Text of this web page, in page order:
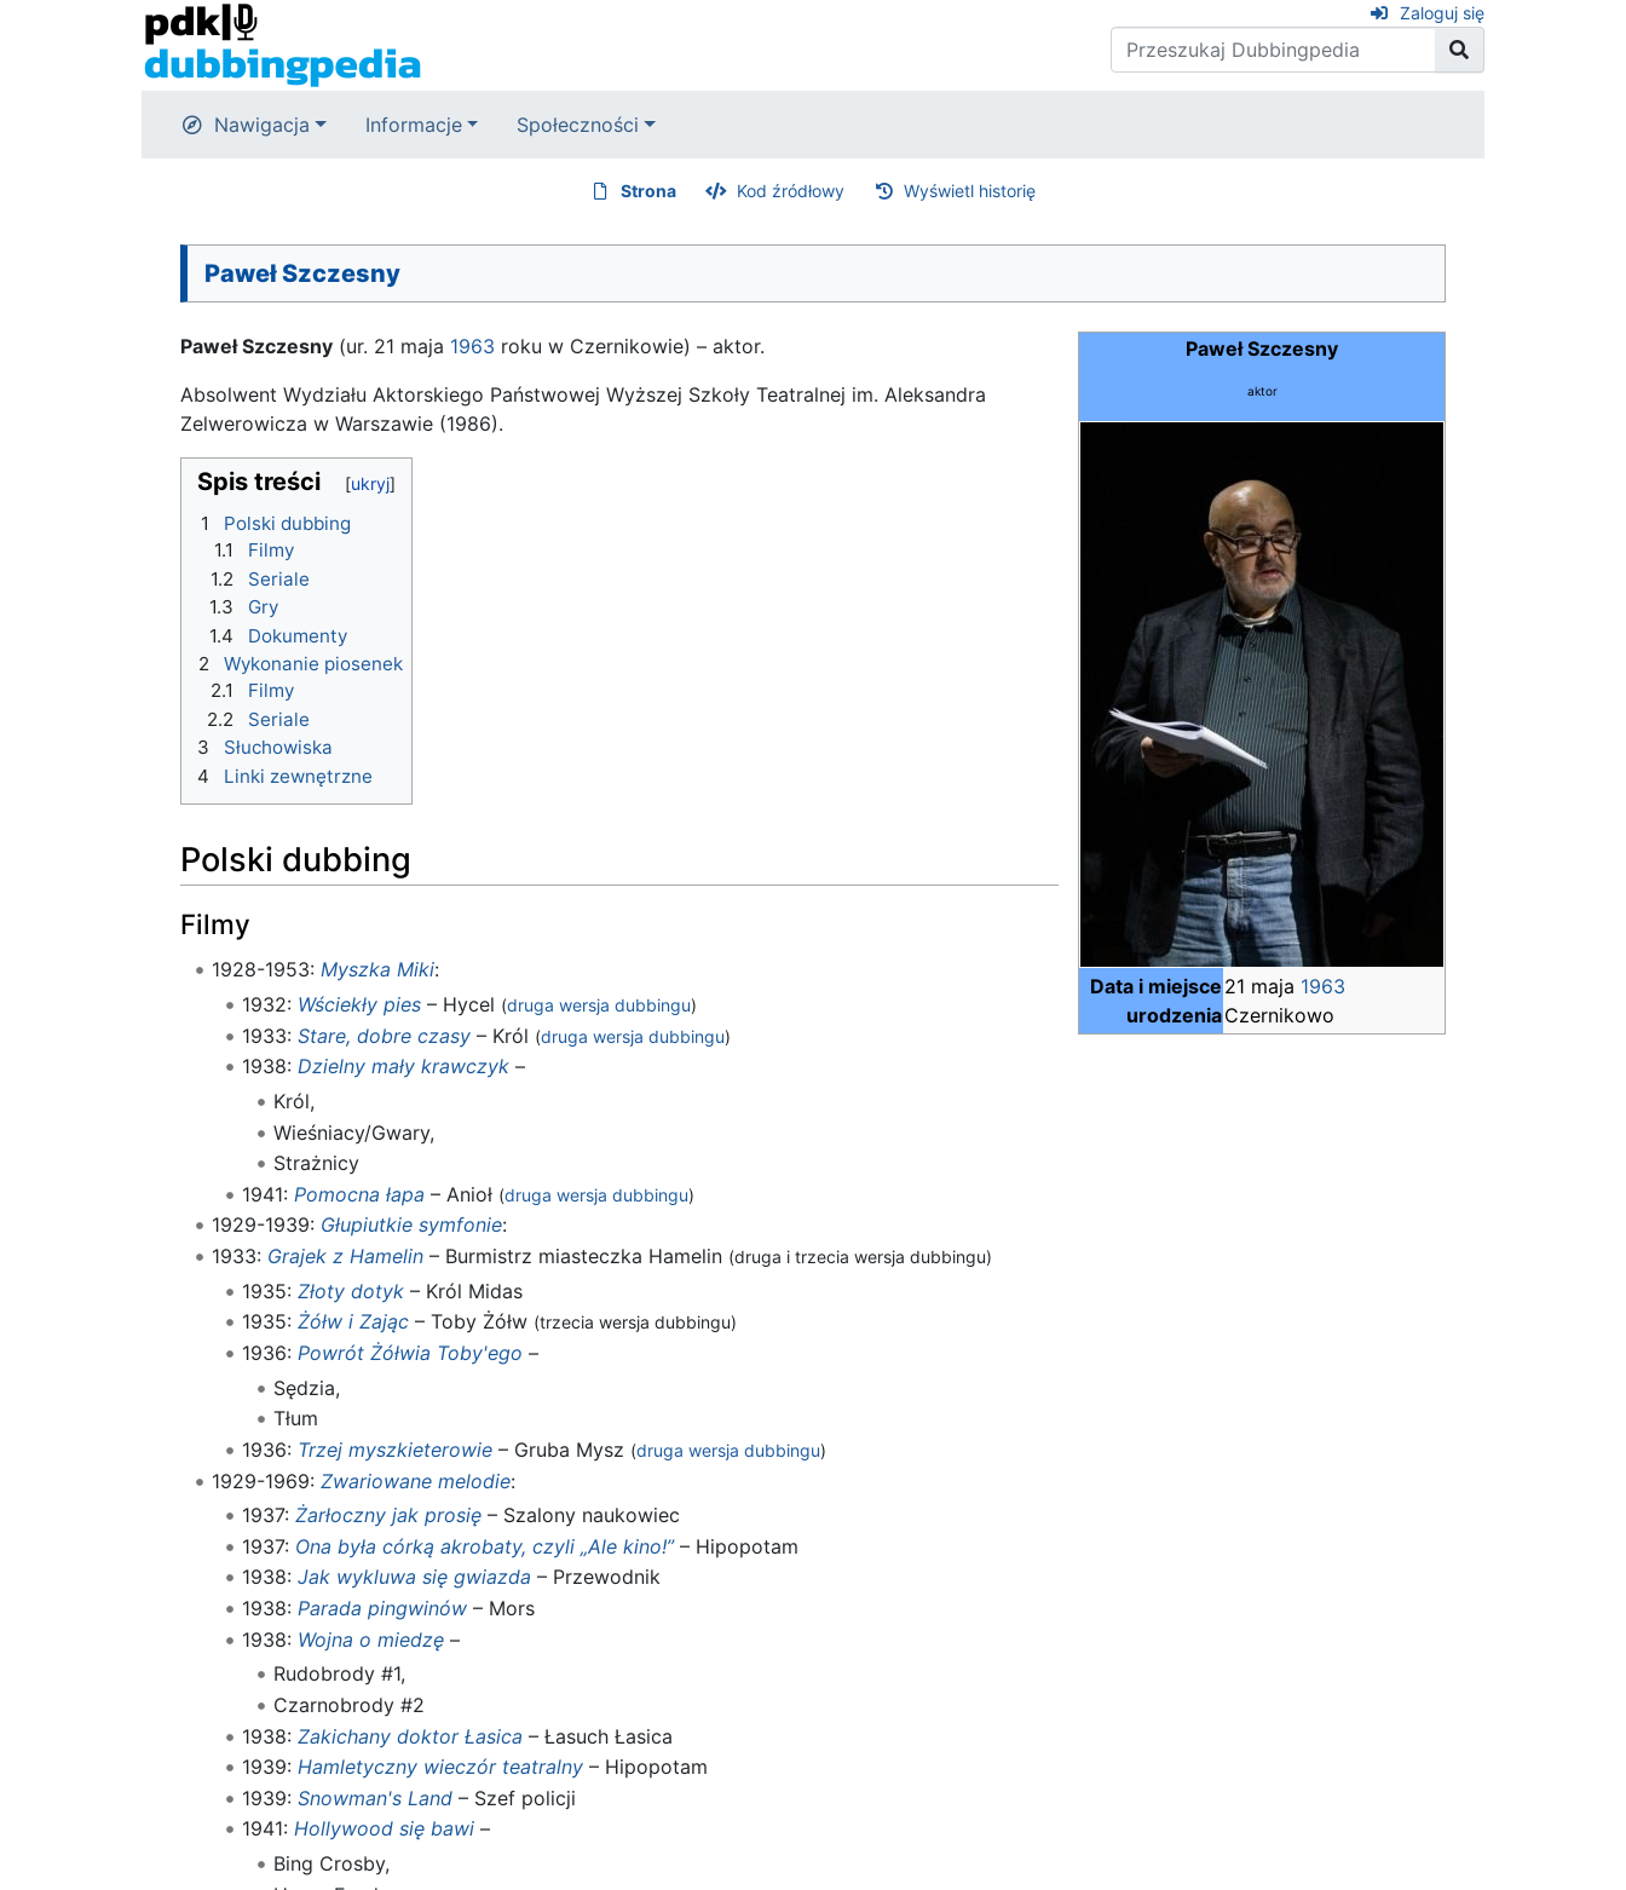
Zaloguj się
Nawigacja Informacje Społeczności
Strona Kod źródłowy Wyświetl historię
Paweł Szczesny
Paweł Szczesny
aktor
Data i miejsce
urodzenia
21 maja 1963
Czernikowo
Paweł Szczesny (ur. 21 maja 1963 roku w Czernikowie) – aktor.
Absolwent Wydziału Aktorskiego Państwowej Wyższej Szkoły Teatralnej im. Aleksandra
Zelwerowicza w Warszawie (1986).
Spis treści
1
Polski dubbing
1.1
Filmy
1.2
Seriale
1.3
Gry
1.4
Dokumenty
2
Wykonanie piosenek
2.1
Filmy
2.2
Seriale
3
Słuchowiska
4
Linki zewnętrzne
Polski dubbing
Filmy
1928-1953: Myszka Miki:
1932: Wściekły pies – Hycel (druga wersja dubbingu)
1933:Stare, dobre czasy – Król (druga wersja dubbingu)
1938:Dzielny mały krawczyk –
Król,
Wieśniacy/Gwary,
Strażnicy
1941: Pomocna łapa – Anioł (druga wersja dubbingu)
1929-1939: Głupiutkie symfonie:
1933: Grajek z Hamelin– Burmistrz miasteczka Hamelin (druga i trzecia wersja dubbingu)
1935:Złoty dotyk – Król Midas
1935:Żółw i Zając – Toby Żółw (trzecia wersja dubbingu)
1936: Powrót Żółwia Toby'ego –
Sędzia,
Tłum
1936: Trzej myszkieterowie – Gruba Mysz (druga wersja dubbingu)
1929-1969: Zwariowane melodie:
1937:Żarłoczny jak prosię – Szalony naukowiec
1937: Ona była córką akrobaty, czyli „Ale kino!”– Hipopotam
1938:Jak wykluwa się gwiazda – Przewodnik
1938:Parada pingwinów – Mors
1938: Wojna o miedzę –
Rudobrody #1,
Czarnobrody #2
1938:Zakichany doktor Łasica – Łasuch Łasica
1939:Hamletyczny wieczór teatralny – Hipopotam
1939:Snowman's Land – Szef policji
1941:Hollywood się bawi –
Bing Crosby,